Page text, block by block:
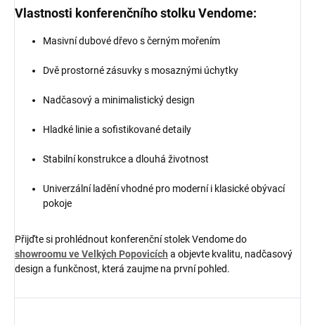
Vlastnosti konferenčního stolku Vendome:
Masivní dubové dřevo s černým mořením
Dvě prostorné zásuvky s mosaznými úchytky
Nadčasový a minimalistický design
Hladké linie a sofistikované detaily
Stabilní konstrukce a dlouhá životnost
Univerzální ladění vhodné pro moderní i klasické obývací
pokoje
Přijďte si prohlédnout konferenční stolek Vendome do
showroomu ve Velkých Popovicích a objevte kvalitu, nadčasový
design a funkčnost, která zaujme na první pohled.